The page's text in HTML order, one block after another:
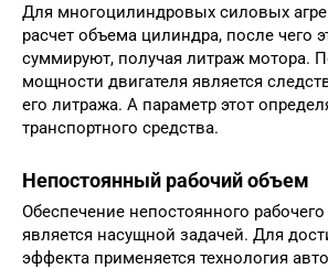
Для многоцилиндровых силовых
расчет объема цилиндра, после чего
суммируют, получая литраж мотора.
мощности двигателя является
его литража. А параметр этот
транспортного средства.
Непостоянный рабочий объем
Обеспечение непостоянного
является насущной задачей. Для
эффекта применяется технология